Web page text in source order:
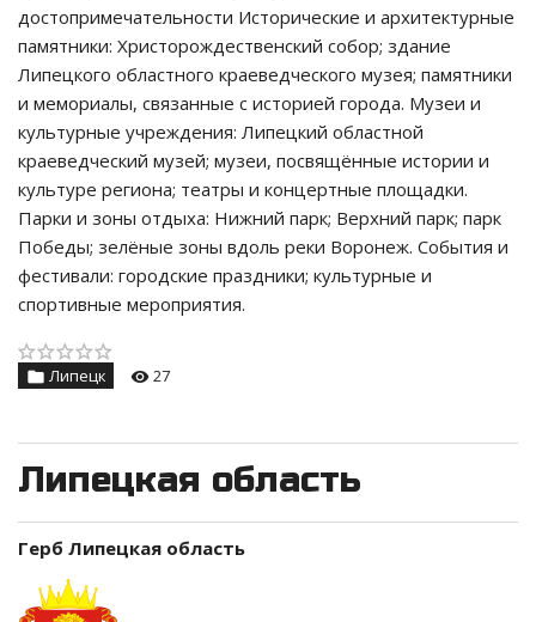
достопримечательности Исторические и архитектурные
памятники: Христорождественский собор; здание
Липецкого областного краеведческого музея; памятники
и мемориалы, связанные с историей города. Музеи и
культурные учреждения: Липецкий областной
краеведческий музей; музеи, посвящённые истории и
культуре региона; театры и концертные площадки.
Парки и зоны отдыха: Нижний парк; Верхний парк; парк
Победы; зелёные зоны вдоль реки Воронеж. События и
фестивали: городские праздники; культурные и
спортивные мероприятия.
Липецк 27
Липецкая область
Герб Липецкая область